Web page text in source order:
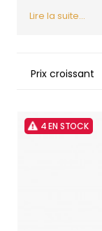
Lire la suite...
Prix croissant
4 EN STOCK